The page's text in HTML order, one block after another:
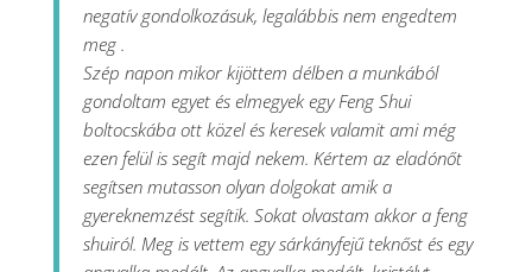
negatív gondolkozásuk, legalábbis nem engedtem
meg .
Szép napon mikor kijöttem délben a munkából
gondoltam egyet és elmegyek egy Feng Shui
boltocskába ott közel és keresek valamit ami még
ezen felül is segít majd nekem. Kértem az eladónőt
segítsen mutasson olyan dolgokat amik a
gyereknemzést segítik. Sokat olvastam akkor a feng
shuiról. Meg is vettem egy sárkányfejű teknőst és egy